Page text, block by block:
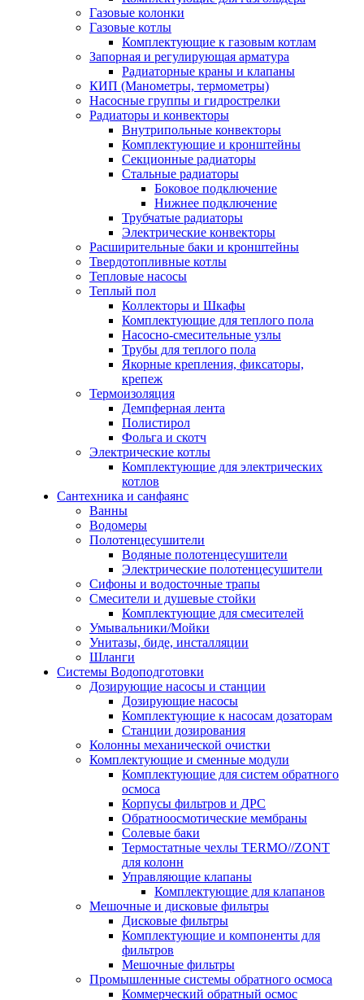
Газовые колонки
Газовые котлы
Комплектующие к газовым котлам
Запорная и регулирующая арматура
Радиаторные краны и клапаны
КИП (Манометры, термометры)
Насосные группы и гидрострелки
Радиаторы и конвекторы
Внутрипольные конвекторы
Комплектующие и кронштейны
Секционные радиаторы
Стальные радиаторы
Боковое подключение
Нижнее подключение
Трубчатые радиаторы
Электрические конвекторы
Расширительные баки и кронштейны
Твердотопливные котлы
Тепловые насосы
Теплый пол
Коллекторы и Шкафы
Комплектующие для теплого пола
Насосно-смесительные узлы
Трубы для теплого пола
Якорные крепления, фиксаторы,
крепеж
Термоизоляция
Демпферная лента
Полистирол
Фольга и скотч
Электрические котлы
Комплектующие для электрических
котлов
Сантехника и санфаянс
Ванны
Водомеры
Полотенцесушители
Водяные полотенцесушители
Электрические полотенцесушители
Сифоны и водосточные трапы
Смесители и душевые стойки
Комплектующие для смесителей
Умывальники/Мойки
Унитазы, биде, инсталляции
Шланги
Системы Водоподготовки
Дозирующие насосы и станции
Дозирующие насосы
Комплектующие к насосам дозаторам
Станции дозирования
Колонны механической очистки
Комплектующие и сменные модули
Комплектующие для систем обратного
осмоса
Корпусы фильтров и ДРС
Обратноосмотические мембраны
Солевые баки
Термостатные чехлы TERMO//ZONT
для колонн
Управляющие клапаны
Комплектующие для клапанов
Мешочные и дисковые фильтры
Дисковые фильтры
Комплектующие и компоненты для
фильтров
Мешочные фильтры
Промышленные системы обратного осмоса
Коммерческий обратный осмос